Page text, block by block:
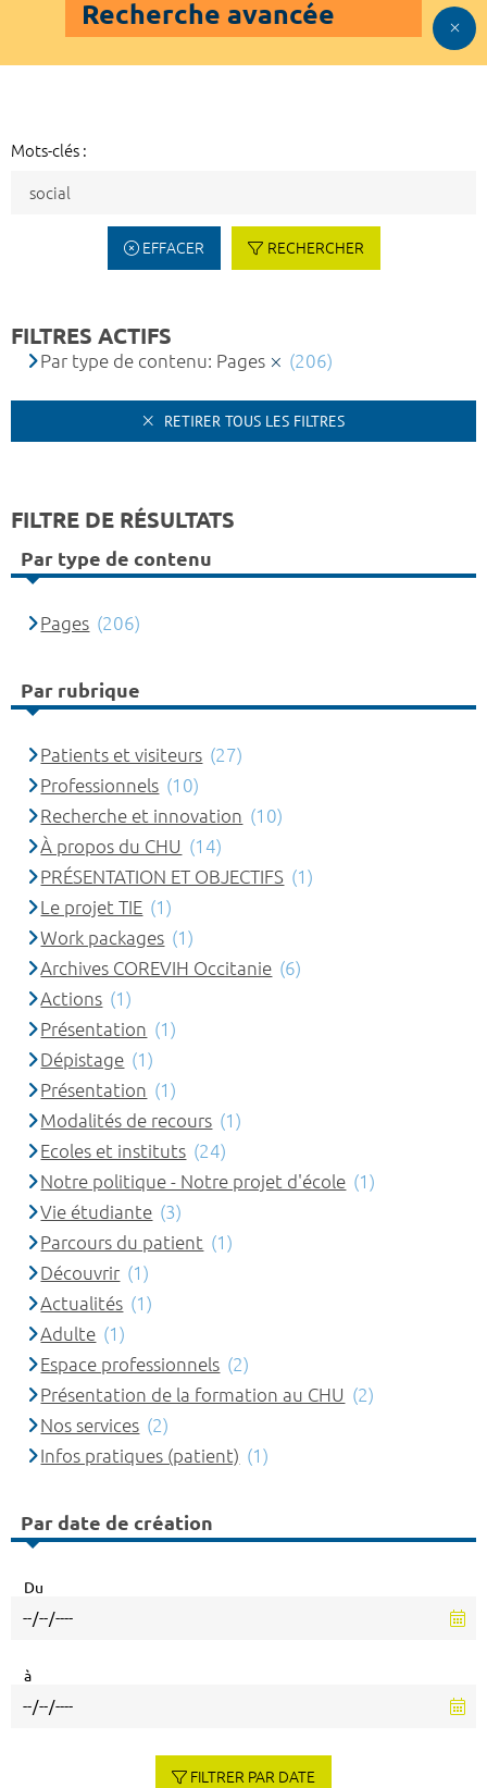
Recherche avancée
Mots-clés :
EFFACER RECHERCHER
FILTRES ACTIFS
Par type de contenu: Pages (206)
RETIRER TOUS LES FILTRES
FILTRE DE RÉSULTATS
Par type de contenu
Pages (206)
Par rubrique
Patients et visiteurs (27)
Professionnels (10)
Recherche et innovation (10)
À propos du CHU (14)
PRÉSENTATION ET OBJECTIFS (1)
Le projet TIE (1)
Work packages (1)
Archives COREVIH Occitanie (6)
Actions (1)
Présentation (1)
Dépistage (1)
Présentation (1)
Modalités de recours (1)
Ecoles et instituts (24)
Notre politique - Notre projet d'école (1)
Vie étudiante (3)
Parcours du patient (1)
Découvrir (1)
Actualités (1)
Adulte (1)
Espace professionnels (2)
Présentation de la formation au CHU (2)
Nos services (2)
Infos pratiques (patient) (1)
Par date de création
Du
à
FILTRER PAR DATE